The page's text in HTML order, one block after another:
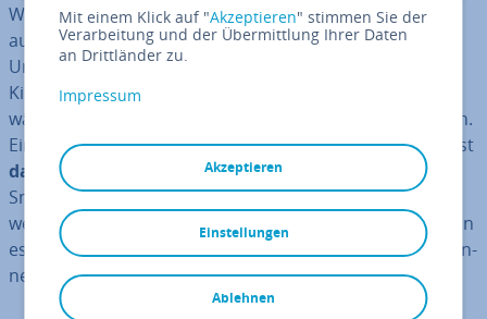
Wir sind von Maß­ein­hei­ten umgeben. Ein Tag besteht
aus 24 Stunden, 1.440 Minuten und 86.400 Sekunden.
Unser Kör­per­ge­wicht berechnen wir in Gramm und
Kilogramm. Flüs­sig­kei­ten werden in Litern abgefüllt,
während Ent­fer­nun­gen in Ki­lo­me­tern gemessen werden.
Eine weitere Maß­ein­heit, die unseren Alltag bestimmt, ist
das Byte
. Bytes zeigen an, wie viel Fotos noch aufs
Smart­phone passen oder wann der PC auf­ge­räumt
werden sollte. Bytes sind
die kleinsten Bausteine, wenn
es um Da­ten­men­gen geht. Es lohnt sich, sie genauer ken­
nen­zu­ler­nen.
Mit einem Klick auf "Akzeptieren" stimmen Sie der
Verarbeitung und der Übermittlung Ihrer Daten
an Drittländer zu.
Impressum
Akzeptieren
Ablehnen
Einstellungen